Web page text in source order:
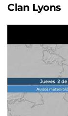
Clan Lyons